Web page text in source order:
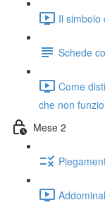
Il simbolo
Schede
Come
che non
Mese 2